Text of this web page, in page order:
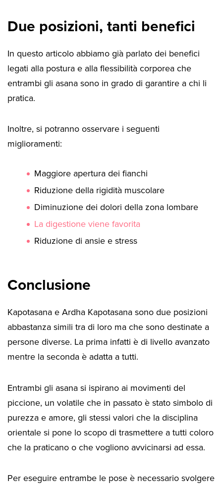
Due posizioni, tanti benefici
In questo articolo abbiamo già parlato dei benefici
legati alla postura e alla flessibilità corporea che
entrambi gli asana sono in grado di garantire a chi li
pratica.
Inoltre, si potranno osservare i seguenti
miglioramenti:
Maggiore apertura dei fianchi
Riduzione della rigidità muscolare
Diminuzione dei dolori della zona lombare
La digestione viene favorita
Riduzione di ansie e stress
Conclusione
Kapotasana e Ardha Kapotasana sono due posizioni
abbastanza simili tra di loro ma che sono destinate a
persone diverse. La prima infatti è di livello avanzato
mentre la seconda è adatta a tutti.
Entrambi gli asana si ispirano ai movimenti del
piccione, un volatile che in passato è stato simbolo di
purezza e amore, gli stessi valori che la disciplina
orientale si pone lo scopo di trasmettere a tutti coloro
che la praticano o che vogliono avvicinarsi ad essa.
Per eseguire entrambe le pose è necessario svolgere